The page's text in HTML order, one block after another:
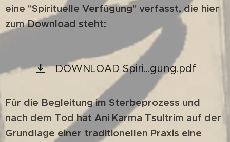
eine "Spirituelle Verfügung" verfasst, die hier
zum Download steht:
DOWNLOAD Spiri...gung.pdf
Für die Begleitung im Sterbeprozess und
nach dem Tod hat Ani Karma Tsultrim auf der
Grundlage einer traditionellen Praxis eine